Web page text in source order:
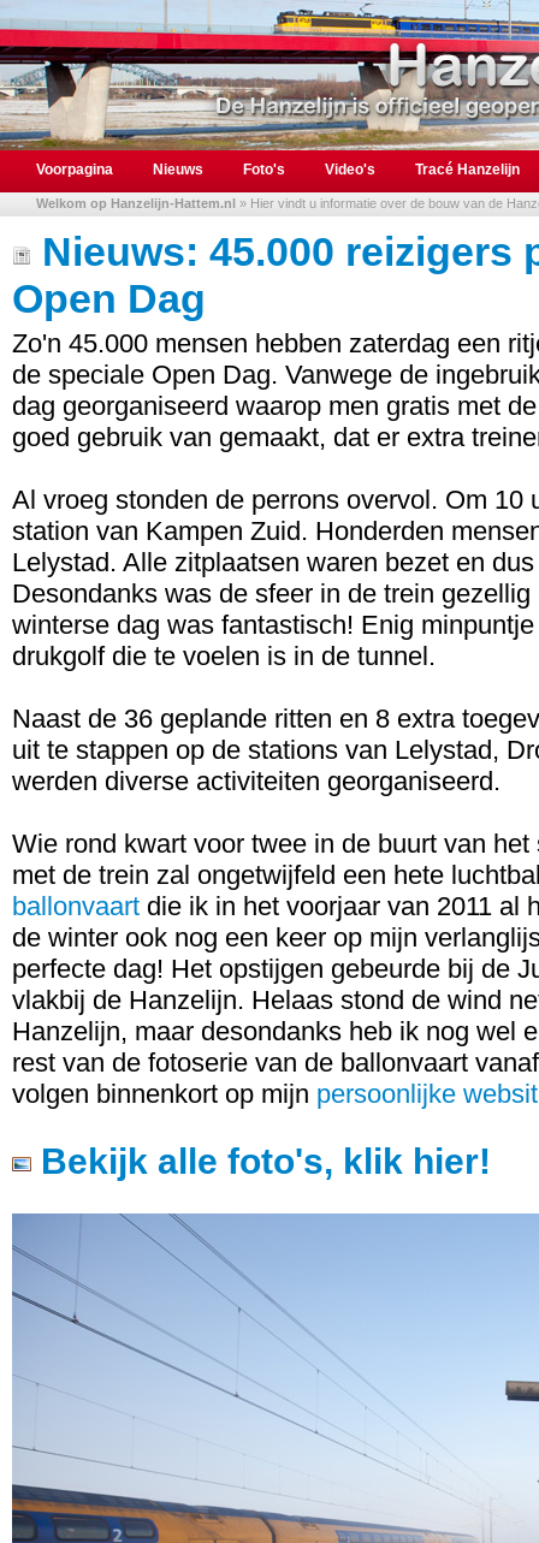
Voorpagina Nieuws Foto's Video's Tracé Hanzelijn
Welkom op Hanzelijn-Hattem.nl » Hier vindt u informatie over de bouw van de
Nieuws: 45.000 reizigers
Open Dag
Zo'n 45.000 mensen hebben zaterdag een
de speciale Open Dag. Vanwege de
dag georganiseerd waarop men gratis met
goed gebruik van gemaakt, dat er extra
Al vroeg stonden de perrons overvol. Om 10
station van Kampen Zuid. Honderden
Lelystad. Alle zitplaatsen waren bezet en
Desondanks was de sfeer in de trein
winterse dag was fantastisch! Enig
drukgolf die te voelen is in de tunnel.
Naast de 36 geplande ritten en 8 extra
uit te stappen op de stations van Lelystad,
werden diverse activiteiten georganiseerd.
Wie rond kwart voor twee in de buurt van
met de trein zal ongetwijfeld een hete
ballonvaart die ik in het voorjaar van 2011 al
de winter ook nog een keer op mijn
perfecte dag! Het opstijgen gebeurde bij de
vlakbij de Hanzelijn. Helaas stond de wind
Hanzelijn, maar desondanks heb ik nog wel
rest van de fotoserie van de ballonvaart
volgen binnenkort op mijn persoonlijke
Bekijk alle foto's, klik hier!